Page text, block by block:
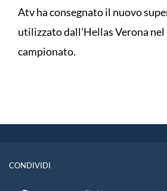
Atv ha consegnato il nuovo
utilizzato dall’Hellas Verona
campionato.
CONDIVIDI